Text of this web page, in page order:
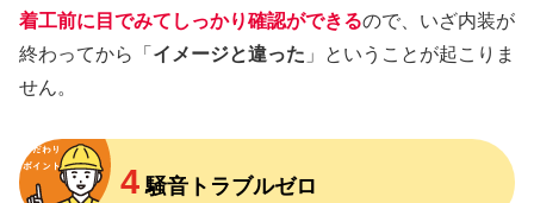
着工前に目でみてしっかり確認ができるので、いざ内装が
終わってから「 イメージと違った 」ということが起こりま
せん。
4 騒音トラブルゼロ